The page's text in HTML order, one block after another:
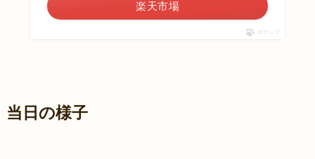
楽天市場
ポチップ
当日の様子